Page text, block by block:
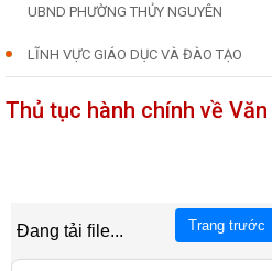
UBND PHƯỜNG THỦY NGUYÊN
LĨNH VỰC GIÁO DỤC VÀ ĐÀO TẠO
Thủ tục hành chính về